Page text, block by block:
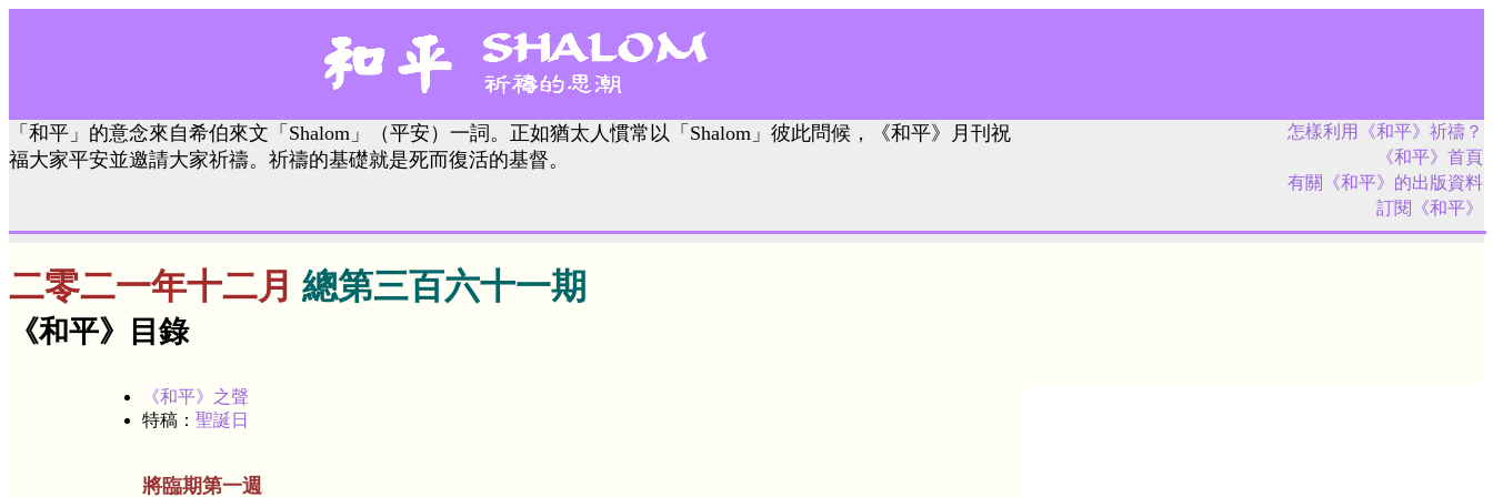
「和平」的意念來自希伯來文「Shalom」（平安）一詞。正如猶太人慣常以「Shalom」彼此問候，《和平》月刊祝
福大家平安並邀請大家祈禱。祈禱的基礎就是死而復活的基督。
怎樣利用《和平》祈禱？
《和平》首頁
有關《和平》的出版資料
訂閱《和平》
二零二一年十二月 總第三百六十一期
《和平》目錄
《和平》之聲
特稿： 聖誕日
將臨期第一週